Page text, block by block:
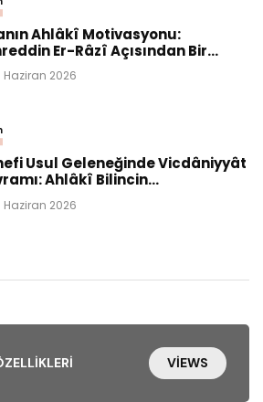
Ahlâkî Motivasyonu:
Er-Râzî Açısından Bir...
Haziran 2026
Usul Geleneğinde Vicdâniyyât
Ahlâkî Bilincin...
Haziran 2026
VIEWS